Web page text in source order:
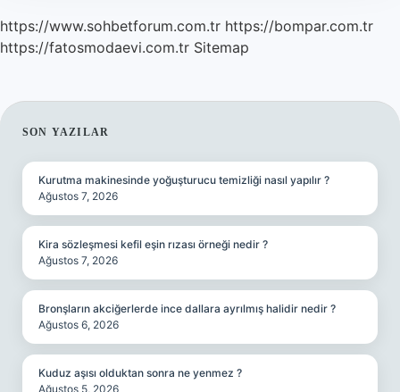
https://www.sohbetforum.com.tr https://bompar.com.tr
https://fatosmodaevi.com.tr Sitemap
SIDEBAR
SON YAZILAR
Kurutma makinesinde yoğuşturucu temizliği nasıl yapılır ?
Ağustos 7, 2026
Kira sözleşmesi kefil eşin rızası örneği nedir ?
Ağustos 7, 2026
Bronşların akciğerlerde ince dallara ayrılmış halidir nedir ?
Ağustos 6, 2026
Kuduz aşısı olduktan sonra ne yenmez ?
Ağustos 5, 2026